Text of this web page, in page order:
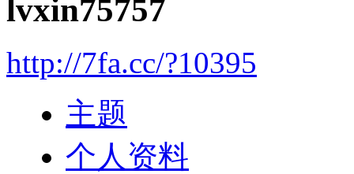
lvxin75757
http://7fa.cc/?10395
主题
个人资料